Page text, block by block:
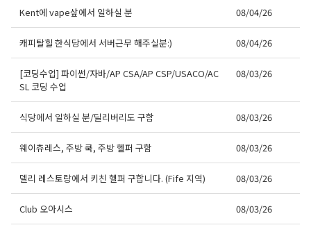
Kent에 vape샆에서 일하실 분 08/04/26
캐피탈힐 한식당에서 서버근무 해주실분:) 08/04/26
[코딩수업] 파이썬/자바/AP CSA/AP CSP/USACO/AC
SL 코딩 수업
08/03/26
식당에서 일하실 분/딜리버리도 구함 08/03/26
웨이츄레스, 주방 쿡, 주방 헬퍼 구함 08/03/26
델리 레스토랑에서 키친 헬퍼 구합니다. (Fife 지역) 08/03/26
Club 오아시스 08/03/26